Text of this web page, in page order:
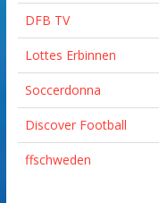
DFB TV
Lottes Erbinnen
Soccerdonna
Discover Football
ffschweden